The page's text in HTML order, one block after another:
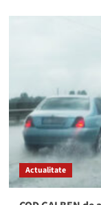
Accident
prin
eCall!
Două
victime,
transportate
la
Spitalul
Mangalia
Actualitate